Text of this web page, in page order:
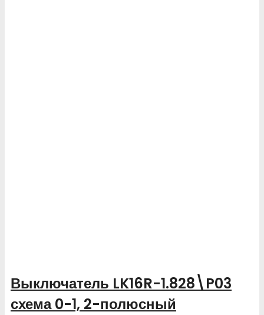
Выключатель LK16R-1.828\P03
схема 0-1, 2-полюсный